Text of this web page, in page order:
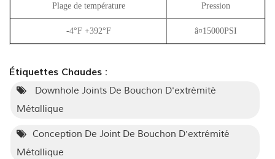
Plage de température Pression
-4°F +392°F â¤15000PSI
Étiquettes Chaudes :
Downhole Joints De Bouchon D'extrémité
Métallique
Conception De Joint De Bouchon D'extrémité
Métallique